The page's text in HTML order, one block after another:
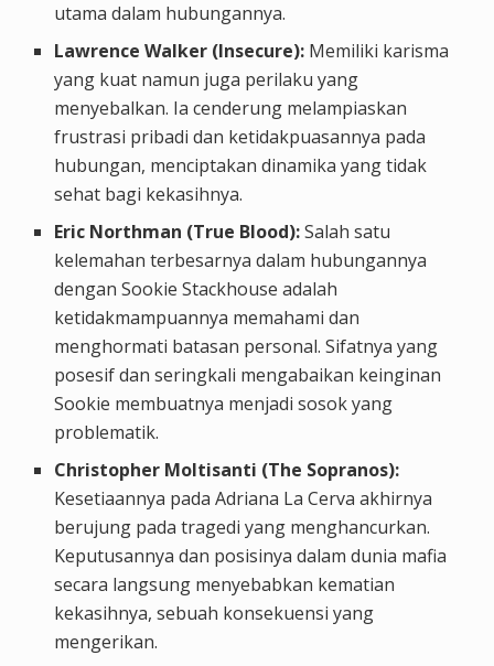
utama dalam hubungannya.
Lawrence Walker (Insecure): Memiliki karisma
yang kuat namun juga perilaku yang
menyebalkan. Ia cenderung melampiaskan
frustrasi pribadi dan ketidakpuasannya pada
hubungan, menciptakan dinamika yang tidak
sehat bagi kekasihnya.
Eric Northman (True Blood):Salah satu
kelemahan terbesarnya dalam hubungannya
dengan Sookie Stackhouse adalah
ketidakmampuannya memahami dan
menghormati batasan personal. Sifatnya yang
posesif dan seringkali mengabaikan keinginan
Sookie membuatnya menjadi sosok yang
problematik.
Christopher Moltisanti (The Sopranos):
Kesetiaannya pada Adriana La Cerva akhirnya
berujung pada tragedi yang menghancurkan.
Keputusannya dan posisinya dalam dunia mafia
secara langsung menyebabkan kematian
kekasihnya, sebuah konsekuensi yang
mengerikan.